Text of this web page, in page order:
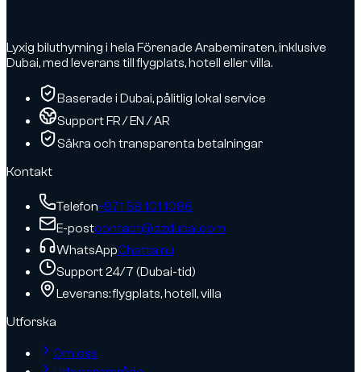
Lyxig biluthyrning i hela Förenade Arabemiraten, inklusive
Dubai, med leverans till flygplats, hotell eller villa.
Baserade i Dubai, pålitlig lokal service
Support FR / EN / AR
Säkra och transparenta betalningar
Kontakt
Telefon+971 58 101 1086
E-postcontact@dzdubai.com
WhatsAppChatta nu
Support 24/7 (Dubai-tid)
Leverans: flygplats, hotell, villa
Utforska
Om oss